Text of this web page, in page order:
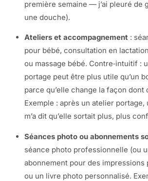
première semaine — j’ai pleuré de
une douche).
Ateliers et accompagnement :
pour bébé, consultation en
ou massage bébé. Contre‑intuitif :
portage peut être plus utile qu’un
parce qu’elle change la façon dont
Exemple : après un atelier portage,
m’a dit qu’elle sortait plus, plus
Séances photo ou abonnements
séance photo professionnelle (ou
abonnement pour des impressions
ou un livre photo personnalisé.